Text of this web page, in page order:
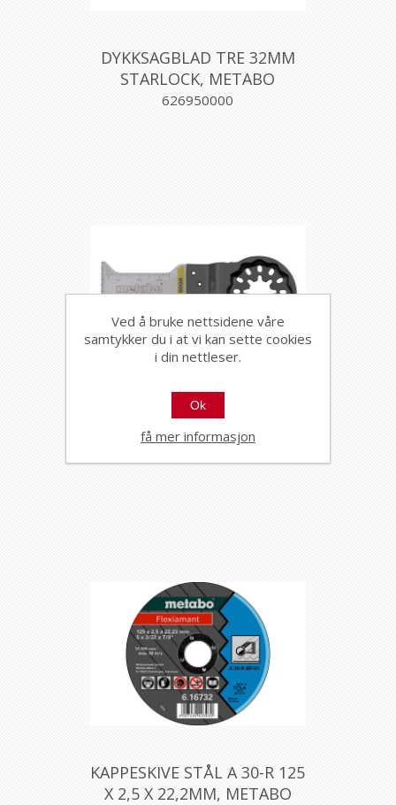
DYKKSAGBLAD TRE 32MM
STARLOCK, METABO
626950000
DYKKSAGBLAD TRE/METALL
BIM 34MM, METABO
KAPPESKIVE STÅL A 30-R 125
X 2,5 X 22,2MM, METABO
Ved å bruke nettsidene våre
samtykker du i at vi kan sette cookies
i din nettleser.
Ok
få mer informasjon